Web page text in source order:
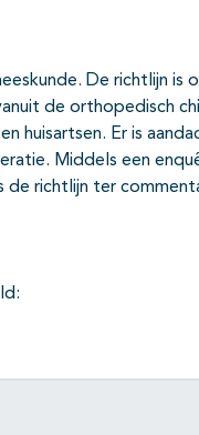
De richtlijn is
de orthopedisch
huisartsen. Er is
Middels een
de richtlijn ter